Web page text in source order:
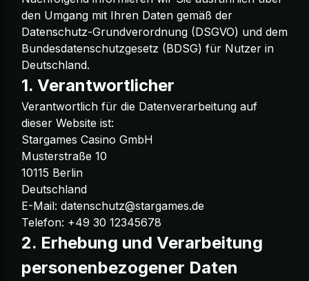
den Umgang mit Ihren Daten gemäß der
Datenschutz-Grundverordnung (DSGVO) und dem
Bundesdatenschutzgesetz (BDSG) für Nutzer in
Deutschland.
1. Verantwortlicher
Verantwortlich für die Datenverarbeitung auf
dieser Website ist:
Stargames Casino GmbH
Musterstraße 10
10115 Berlin
Deutschland
E-Mail: datenschutz@stargames.de
Telefon: +49 30 12345678
2. Erhebung und Verarbeitung
personenbezogener Daten